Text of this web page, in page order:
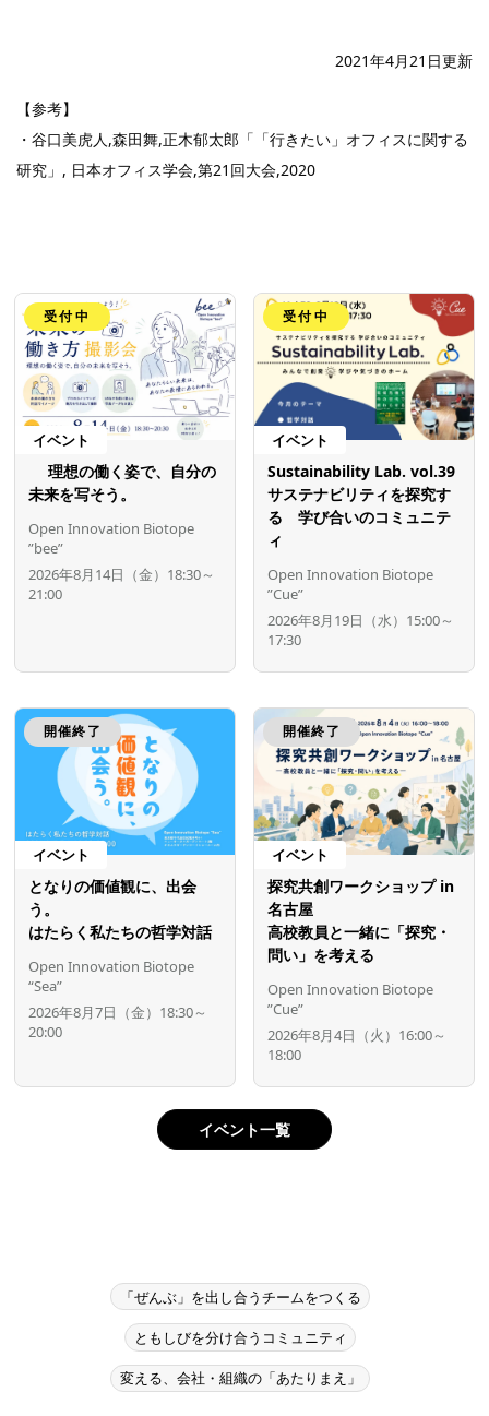
2021年4月21日更新
【参考】
・谷口美虎人,森田舞,正木郁太郎「「行きたい」オフィスに関する
研究」, 日本オフィス学会,第21回大会,2020
受付中
イベント
理想の働く姿で、自分の
未来を写そう。
Open Innovation Biotope
”bee”
2026年8月14日（金）18:30～
21:00
受付中
イベント
Sustainability Lab. vol.39
サステナビリティを探究す
る 学び合いのコミュニテ
ィ
Open Innovation Biotope
”Cue”
2026年8月19日（水）15:00～
17:30
開催終了
イベント
となりの価値観に、出会
う。
はたらく私たちの哲学対話
Open Innovation Biotope
“Sea”
2026年8月7日（金）18:30～
20:00
開催終了
イベント
探究共創ワークショップ in
名古屋
高校教員と一緒に「探究・
問い」を考える
Open Innovation Biotope
”Cue”
2026年8月4日（火）16:00～
18:00
イベント一覧
「ぜんぶ」を出し合うチームをつくる
ともしびを分け合うコミュニティ
変える、会社・組織の「あたりまえ」